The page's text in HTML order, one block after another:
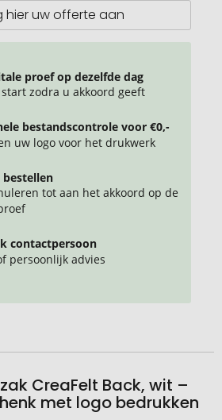
hier uw offerte aan
proef op dezelfde dag
zodra u akkoord geeft
bestandscontrole voor €0,-
uw logo voor het drukwerk
bestellen
tot aan het akkoord op de
contactpersoon
persoonlijk advies
CreaFelt Back, wit –
met logo bedrukken